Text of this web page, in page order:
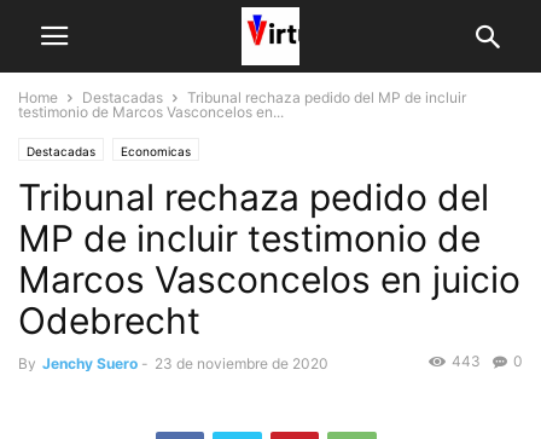
Home Destacadas
Tribunal rechaza pedido del MP de incluir
testimonio de Marcos Vasconcelos en...
Destacadas Economicas
Tribunal rechaza pedido del
MP de incluir testimonio de
Marcos Vasconcelos en juicio
Odebrecht
By Jenchy Suero - 23 de noviembre de 2020 0
443